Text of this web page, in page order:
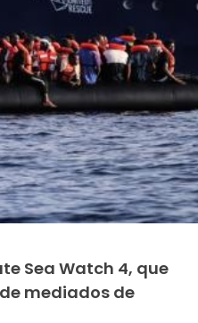
Sea Watch 4, que
mediados de